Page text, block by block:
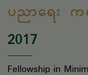
ပညာရေး က
2017
Fellowship in